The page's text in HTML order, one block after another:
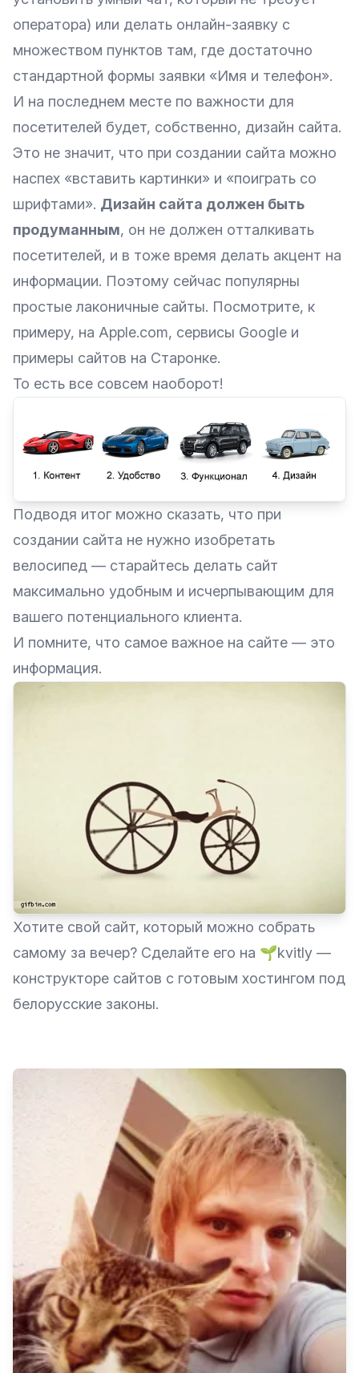
оператора) или делать онлайн-заявку с
множеством пунктов там, где достаточно
стандартной формы заявки «Имя и телефон».
И на последнем месте по важности для
посетителей будет, собственно, дизайн сайта.
Это не значит, что при создании сайта можно
наспех «вставить картинки» и «поиграть со
шрифтами». Дизайн сайта должен быть
продуманным, он не должен отталкивать
посетителей, и в тоже время делать акцент на
информации. Поэтому сейчас популярны
простые лаконичные сайты. Посмотрите, к
примеру, на Apple.com, сервисы Google и
примеры сайтов на Старонке.
То есть все совсем наоборот!
Подводя итог можно сказать, что при
создании сайта не нужно изобретать
велосипед — старайтесь делать сайт
максимально удобным и исчерпывающим для
вашего потенциального клиента.
И помните, что самое важное на сайте — это
информация.
Хотите свой сайт, который можно собрать
самому за вечер? Сделайте его на 🌱kvitly —
конструкторе сайтов с готовым хостингом под
белорусские законы.